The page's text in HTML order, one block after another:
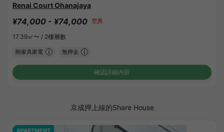
Renai Court Ohanajaya
¥74,000 - ¥74,000 空房
17.39㎡〜 / 2樓層數
附家具家電 無押金
確認詳細內容
京成押上線的Share House
APARTMENT